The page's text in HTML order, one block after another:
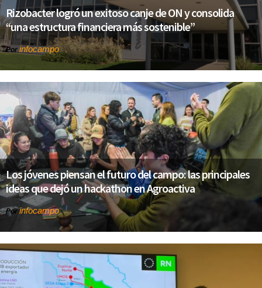
Rizobacter logró un exitoso canje de ON y consolida
“una estructura financiera más sostenible”
Por infocampo
Los jóvenes piensan el futuro del campo: las principales
ideas que dejó un hackathon en Agroactiva
Porinfocampo